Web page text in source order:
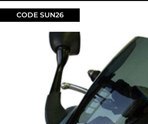
ÉQUIPEMENT MOTO FEMME
MX, ENDURO ET TRIAL
HIGH TECH MOTO
AIRBAG MOTO
PIÈCES MOTO ET OUTILLAGE
CODE SUN26